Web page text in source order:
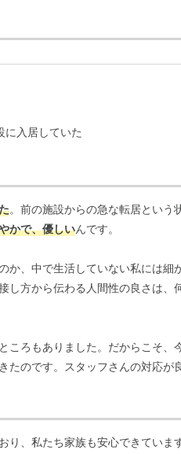
入居していた
。前の施設からの急な転居という
かで、優しいんです。
、中で生活していない私には細
方から伝わる人間性の良さは、
ろもありました。だからこそ、
たのです。スタッフさんの対応が
穏やかに接することができるの
、私たち家族も安心できていま